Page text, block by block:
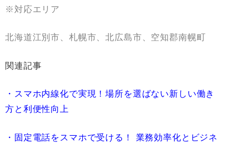
※対応エリア
北海道江別市、札幌市、北広島市、空知郡南幌町
関連記事
・スマホ内線化で実現！場所を選ばない新しい働き
方と利便性向上
・固定電話をスマホで受ける！ 業務効率化とビジネ